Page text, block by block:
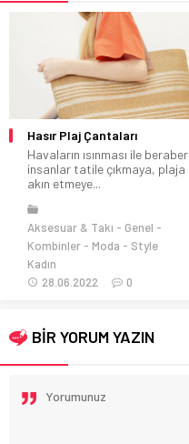
Hasır Plaj Çantaları
Havaların ısınması ile beraber
insanlar tatile çıkmaya, plaja
akın etmeye...
Aksesuar & Takı
Genel
Kombinler
Moda
Style
Kadın
28.06.2022
0
BİR YORUM YAZIN